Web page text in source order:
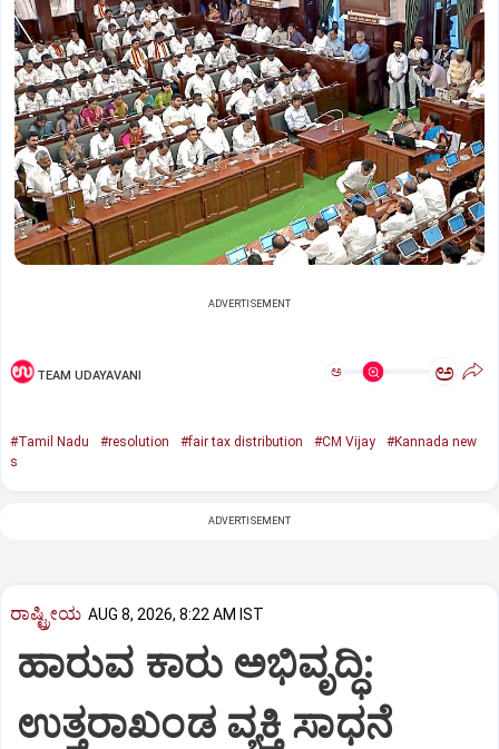
ADVERTISEMENT
TEAM UDAYAVANI ಅ ಅ
#Tamil Nadu #resolution #fair tax distribution #CM Vijay
#Kannada new
s
ADVERTISEMENT
ರಾಷ್ಟ್ರೀಯ AUG 8, 2026, 8:22 AM IST
ಹಾರುವ ಕಾರು ಅಭಿವೃದ್ಧಿ:
ಉತ್ತರಾಖಂಡ ವ್ಯಕ್ತಿ ಸಾಧನೆ